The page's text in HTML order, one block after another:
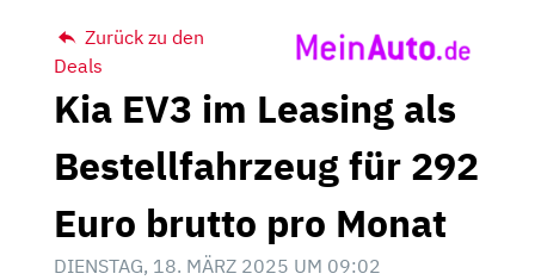
Zurück zu den
Deals
Kia EV3 im Leasing als
Bestellfahrzeug für 292
Euro brutto pro Monat
DIENSTAG, 18. MÄRZ 2025 UM 09:02